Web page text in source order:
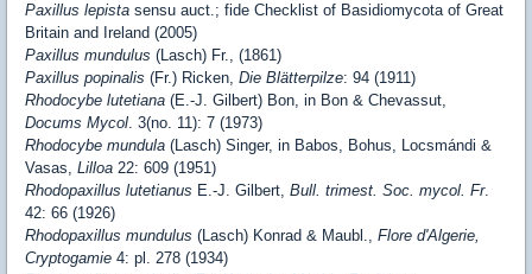
Paxillus lepista sensu auct.; fide Checklist of Basidiomycota of Great
Britain and Ireland (2005)
Paxillus mundulus (Lasch) Fr., (1861)
Paxillus popinalis (Fr.) Ricken, Die Blätterpilze: 94 (1911)
Rhodocybe lutetiana (E.-J. Gilbert) Bon, in Bon & Chevassut,
Docums Mycol. 3(no. 11): 7 (1973)
Rhodocybe mundula (Lasch) Singer, in Babos, Bohus, Locsmándi &
Vasas, Lilloa 22: 609 (1951)
Rhodopaxillus lutetianus E.-J. Gilbert, Bull. trimest. Soc. mycol. Fr.
42: 66 (1926)
Rhodopaxillus mundulus (Lasch) Konrad & Maubl., Flore d'Algerie,
Cryptogamie 4: pl. 278 (1934)